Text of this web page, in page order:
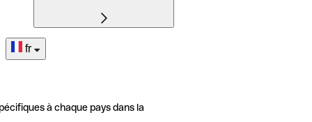
fr
à chaque pays dans la